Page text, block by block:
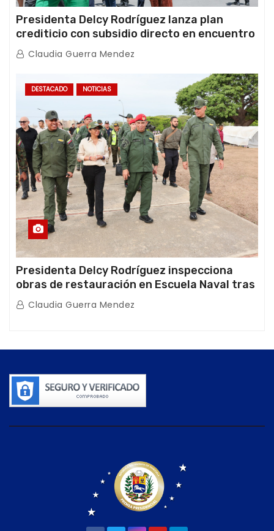
Presidenta Delcy Rodríguez lanza plan
crediticio con subsidio directo en encuentro
con Juntas de Condominio
Claudia Guerra Mendez
DESTACADO NOTICIAS
Presidenta Delcy Rodríguez inspecciona
obras de restauración en Escuela Naval tras
afectaciones sísmicas en La Guaira
Claudia Guerra Mendez